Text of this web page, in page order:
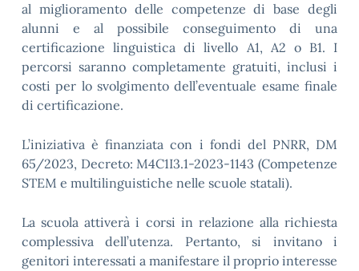
al miglioramento delle competenze di base degli
alunni e al possibile conseguimento di una
certificazione linguistica di livello A1, A2 o B1. I
percorsi saranno completamente gratuiti, inclusi i
costi per lo svolgimento dell’eventuale esame finale
di certificazione.
L’iniziativa è finanziata con i fondi del PNRR, DM
65/2023, Decreto: M4C1I3.1-2023-1143 (Competenze
STEM e multilinguistiche nelle scuole statali).
La scuola attiverà i corsi in relazione alla richiesta
complessiva dell’utenza. Pertanto, si invitano i
genitori interessati a manifestare il proprio interesse